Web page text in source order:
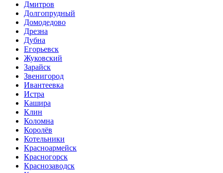
Дмитров
Долгопрудный
Домодедово
Дрезна
Дубна
Егорьевск
Жуковский
Зарайск
Звенигород
Ивантеевка
Истра
Кашира
Клин
Коломна
Королёв
Котельники
Красноармейск
Красногорск
Краснозаводск